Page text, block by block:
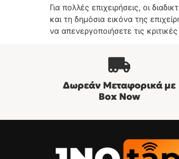
Για πολλές επιχειρήσεις, οι
και τη δημόσια εικόνα της
να απενεργοποιήσετε τις
Δωρεάν Μεταφορικά με
Βοx Now